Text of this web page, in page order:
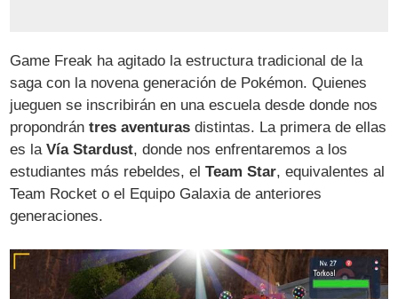
Game Freak ha agitado la estructura tradicional de la
saga con la novena generación de Pokémon. Quienes
jueguen se inscribirán en una escuela desde donde nos
propondrántres aventuras distintas. La primera de ellas
es laVía Stardust, donde nos enfrentaremos a los
estudiantes más rebeldes, elTeam Star, equivalentes al
Team Rocket o el Equipo Galaxia de anteriores
generaciones.